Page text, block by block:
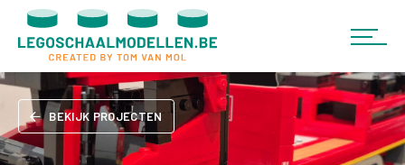
BEKIJK PROJECTEN